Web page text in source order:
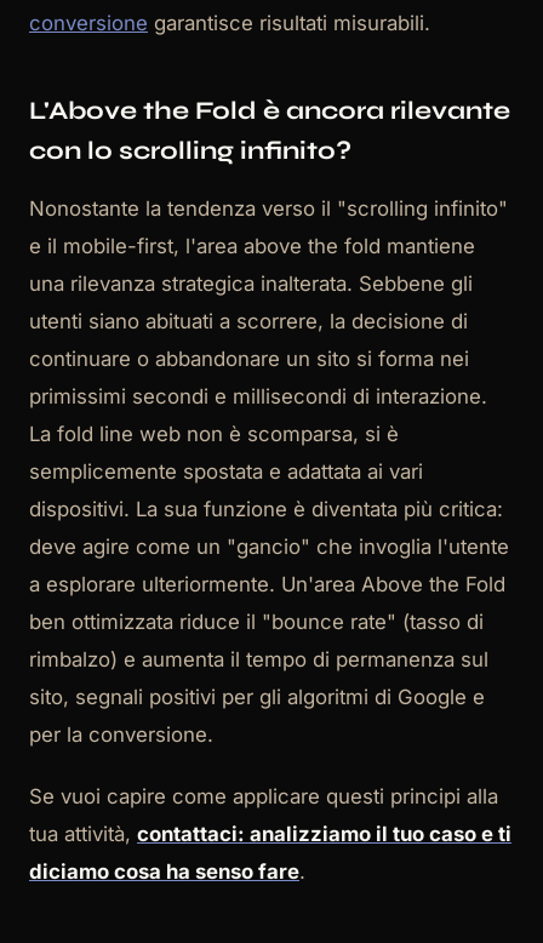
conversione garantisce risultati misurabili.
L'Above the Fold è ancora rilevante
con lo scrolling infinito?
Nonostante la tendenza verso il "scrolling infinito"
e il mobile-first, l'area above the fold mantiene
una rilevanza strategica inalterata. Sebbene gli
utenti siano abituati a scorrere, la decisione di
continuare o abbandonare un sito si forma nei
primissimi secondi e millisecondi di interazione.
La fold line web non è scomparsa, si è
semplicemente spostata e adattata ai vari
dispositivi. La sua funzione è diventata più critica:
deve agire come un "gancio" che invoglia l'utente
a esplorare ulteriormente. Un'area Above the Fold
ben ottimizzata riduce il "bounce rate" (tasso di
rimbalzo) e aumenta il tempo di permanenza sul
sito, segnali positivi per gli algoritmi di Google e
per la conversione.
Se vuoi capire come applicare questi principi alla
tua attività, contattaci: analizziamo il tuo caso e ti
diciamo cosa ha senso fare.